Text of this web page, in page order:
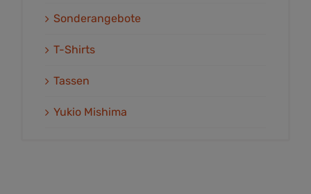
Sonderangebote
T-Shirts
Tassen
Yukio Mishima